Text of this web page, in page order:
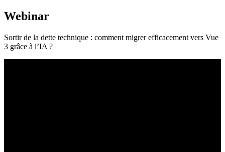
Webinar
Sortir de la dette technique : comment migrer efficacement vers Vue
3 grâce à l’IA ?